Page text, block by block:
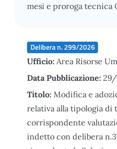
mesi e proroga tecnica
Delibera n. 299/2026
Ufficio: Area Risorse
Data Pubblicazione:
Titolo: Modifica e
relativa alla tipologia di
corrispondente
indetto con delibera